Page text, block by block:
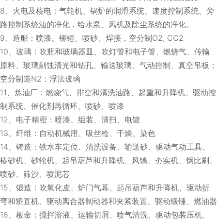
8、火电及核电：气轮机、锅炉的润滑系统、速度控制系统、旁
路控制系统油的净化，给水泵、风机及除尘系统的净化。
9、造船：喷漆、铆锤、喷砂、焊接，空分制O2, CO2
10、玻璃：吹瓶和玻璃器皿、吹灯管和电子管、燃烧气、传输
原料、玻璃刻蚀清光和钻孔、输送玻璃、气动控制、真空吊板；
空分制造N2：浮法玻璃
11、炼油厂：燃烧气、排空和清洗油路、起重和升降机、驱动控
制系统、催化剂再循环、喷砂、喷漆
12、电子精密：喷漆、组装、清扫、电镀
13、纤维：自动机械用、吸丝枪、干燥、染色
14、铸造：铁水车定位、清洗设备、输送砂、驱动气动工具、
椿砂机、砂轮机、起吊葫芦和升降机、风镐、夯实机、钢比刷、
喷砂、筛沙、喷泥芯
15、锻造：吹氧化皮、炉门气幕、起吊葫芦和升降机、驱动折
弯和矫直机、驱动离合器制动器和夹紧装置、驱动锻锤、燃油器
16、板金：搅拌溶液、运输切屑、喷气清洗、驱动包装压机、